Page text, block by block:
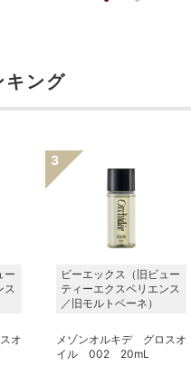
キング
ー
ス
オ
ビーエックス（旧ビュー
ティーエクスペリエンス
／旧モルトベーネ）
メゾンオルキデ グロスオ
イル 002 20mL